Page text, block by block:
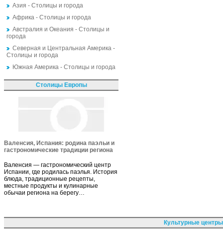
Азия - Столицы и города
Африка - Столицы и города
Австралия и Океания - Столицы и
города
Северная и Центральная Америка -
Столицы и города
Южная Америка - Столицы и города
Столицы Европы
Валенсия, Испания: родина паэльи и
гастрономические традиции региона
Валенсия — гастрономический центр
Испании, где родилась паэлья. История
блюда, традиционные рецепты,
местные продукты и кулинарные
обычаи региона на берегу…
Культурные